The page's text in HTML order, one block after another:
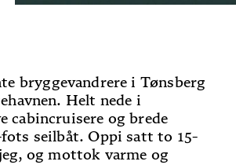
bryggevandrere i Tønsberg
Helt nede i
cabincruisere og brede
seilbåt. Oppi satt to 15-
og mottok varme og